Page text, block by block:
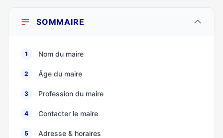
SOMMAIRE
1 Nom du maire
2 Âge du maire
3 Profession du maire
4 Contacter le maire
5 Adresse & horaires